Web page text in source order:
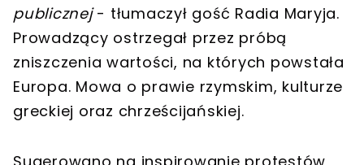
publicznej- tłumaczył gość Radia Maryja.
Prowadzący ostrzegał przez próbą
zniszczenia wartości, na których powstała
Europa. Mowa o prawie rzymskim, kulturze
greckiej oraz chrześcijańskiej.